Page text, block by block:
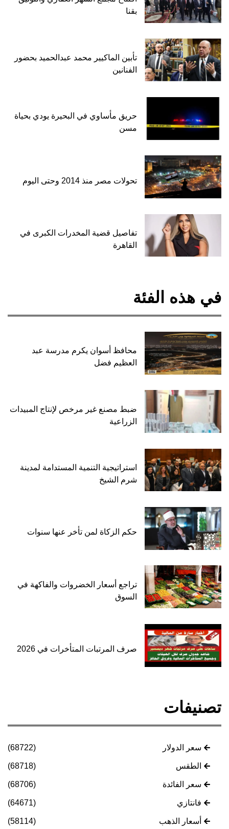
بقنا
تأبين الماكيير محمد عبدالحميد بحضور
الفنانين
حريق مأساوي في البحيرة يودي بحياة
مسن
تحولات مصر منذ 2014 وحتى اليوم
تفاصيل قضية المخدرات الكبرى في
القاهرة
في هذه الفئة
محافظ أسوان يكرم مدرسة عبد
العظيم فضل
ضبط مصنع غير مرخص لإنتاج المبيدات
الزراعية
استراتيجية التنمية المستدامة لمدينة
شرم الشيخ
حكم الزكاة لمن تأخر عنها سنوات
تراجع أسعار الخضروات والفاكهة في
السوق
صرف المرتبات المتأخرات في 2026
تصنيفات
سعر الدولار (68722)
الطقس (68718)
سعر الفائدة (68706)
فانتازي (64671)
أسعار الذهب (58114)